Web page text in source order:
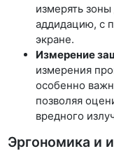
измерять
аддидацию, с
экране.
Измерение
измерения
особенно
позволяя
вредного
Эргономика и